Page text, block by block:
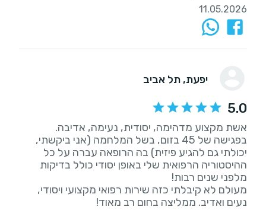
11.05.2026
יפעת, תל אביב
5.0
בפגישה של 45 בזום, בשל המלחמה (אני ביקשתי,
יכולתי גם להגיע פיזית) בה הרופאה עברה על כל
ההיסטוריה הרפואית שלי באופן יסודי כולל בדיקות
מעולם לא קיבלתי כזה שירות רפואי מקצועי ויסודי,
נעים ואדיב. ממליצה בחום רב מאוד!